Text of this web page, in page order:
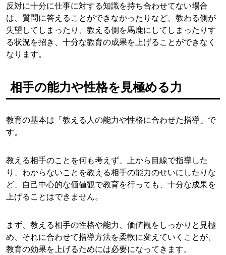
反対に十分に仕事に対する知識を持ち合わせてない場合
は、質問に答えることができなかったりなど、教わる側が
失望してしまったり、教える側を馬鹿にしてしまったりす
る状況を招き、十分な教育の成果を上げることができなく
なります。
相手の能力や性格を見極める力
教育の基本は「教える人の能力や性格に合わせた指導」で
す。
教える相手のことを何も考えず、上から目線で指導した
り、わからないことを教える相手の能力のせいにしたりな
ど、自己中心的な価値観で教育を行っても、十分な成果を
上げることはできません。
まず、教える相手の性格や能力、価値観をしっかりと見極
め、それに合わせて指導方法を柔軟に変えていくことが、
教育の効果を上げるためには必要になってきます。